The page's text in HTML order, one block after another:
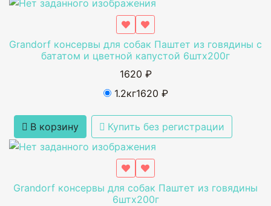
Grandorf консервы для собак Паштет из говядины с
бататом и цветной капустой 6штх200г
1620 ₽
1.2кг1620 ₽
В корзину Купить без регистрации
Grandorf консервы для собак Паштет из говядины
6штх200г